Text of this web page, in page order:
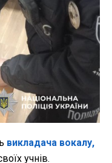
викладача вокалу,
учнів.